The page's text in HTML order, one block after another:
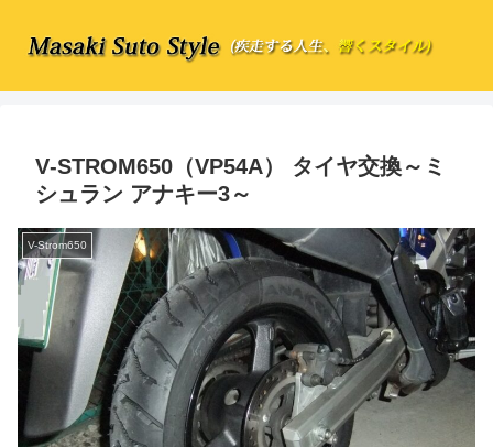
V‐STROM650（VP54A） タイヤ交換～ミ
シュラン アナキー3～
V-Strom650